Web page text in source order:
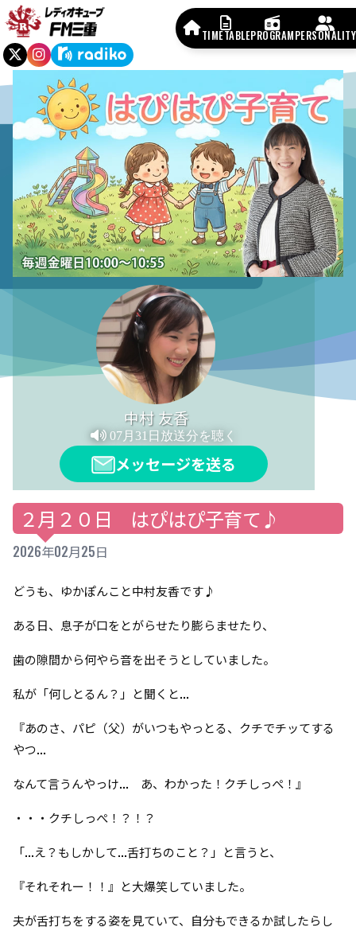
TIMETABLEPROGRAMPERSONALITY
中村 友香
07月31日放送分を聴く
メッセージを送る
２月２０日 はぴはぴ子育て♪
2026年02月25日
どうも、ゆかぽんこと中村友香です♪
ある日、息子が口をとがらせたり膨らませたり、
歯の隙間から何やら音を出そうとしていました。
私が「何しとるん？」と聞くと...
『あのさ、パピ（父）がいつもやっとる、クチでチッてする
やつ...
なんて言うんやっけ... あ、わかった！クチしっぺ！』
・・・クチしっぺ！？！？
「...え？もしかして...舌打ちのこと？」と言うと、
『それそれー！！』と大爆笑していました。
夫が舌打ちをする姿を見ていて、自分もできるか試したらし